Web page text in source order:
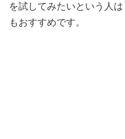
を試してみたいという人
もおすすめです。